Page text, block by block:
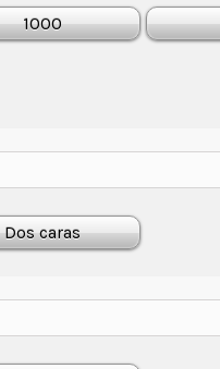
1000
Dos caras